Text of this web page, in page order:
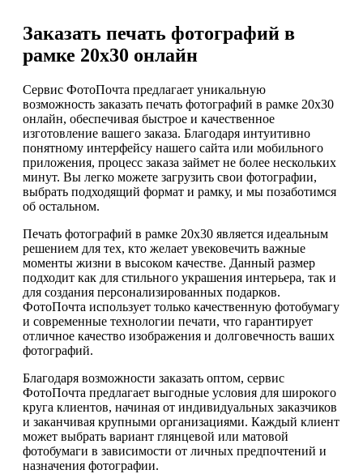
Заказать печать фотографий в
рамке 20х30 онлайн
Сервис ФотоПочта предлагает уникальную
возможность заказать печать фотографий в рамке 20х30
онлайн, обеспечивая быстрое и качественное
изготовление вашего заказа. Благодаря интуитивно
понятному интерфейсу нашего сайта или мобильного
приложения, процесс заказа займет не более нескольких
минут. Вы легко можете загрузить свои фотографии,
выбрать подходящий формат и рамку, и мы позаботимся
об остальном.
Печать фотографий в рамке 20х30 является идеальным
решением для тех, кто желает увековечить важные
моменты жизни в высоком качестве. Данный размер
подходит как для стильного украшения интерьера, так и
для создания персонализированных подарков.
ФотоПочта использует только качественную фотобумагу
и современные технологии печати, что гарантирует
отличное качество изображения и долговечность ваших
фотографий.
Благодаря возможности заказать оптом, сервис
ФотоПочта предлагает выгодные условия для широкого
круга клиентов, начиная от индивидуальных заказчиков
и заканчивая крупными организациями. Каждый клиент
может выбрать вариант глянцевой или матовой
фотобумаги в зависимости от личных предпочтений и
назначения фотографии.